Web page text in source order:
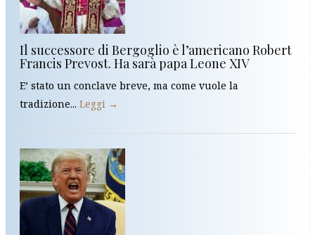
Il successore di Bergoglio è l’americano Robert
Francis Prevost. Ha sarà papa Leone XIV
E’ stato un conclave breve, ma come vuole la
tradizione... Leggi →